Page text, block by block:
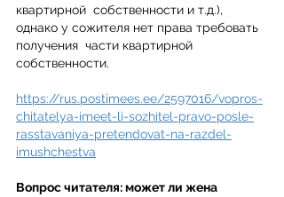
квартирной  собственности и т.д.),
однако у сожителя нет права требовать
получения  части квартирной
собственности.
https://rus.postimees.ee/2597016/vopros-
chitatelya-imeet-li-sozhitel-pravo-posle-
rasstavaniya-pretendovat-na-razdel-
imushchestva
Вопрос читателя: может ли жена